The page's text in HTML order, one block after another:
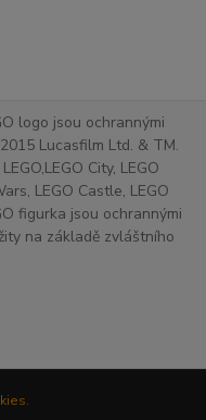
logo jsou ochrannými
Lucasfilm Ltd. & TM.
City, LEGO
LEGO Castle, LEGO
figurka jsou ochrannými
na základě zvláštního